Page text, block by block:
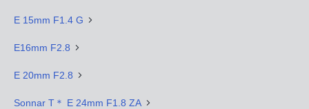
E 15mm F1.4 G
E16mm F2.8
E 20mm F2.8
Sonnar T＊ E 24mm F1.8 ZA